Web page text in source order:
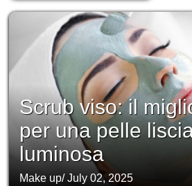
Scrub viso: il
per una pelle
luminosa
Make up/July 02, 2025